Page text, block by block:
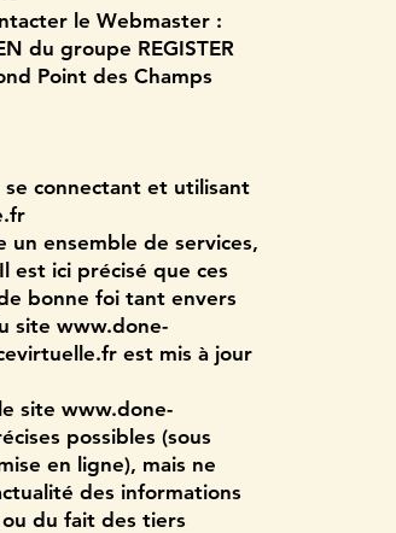
le Webmaster :
du groupe REGISTER
Point des Champs
connectant et utilisant
un ensemble de services,
est ici précisé que ces
bonne foi tant envers
site www.done-
est mis à jour
site www.done-
possibles (sous
en ligne), mais ne
des informations
du fait des tiers